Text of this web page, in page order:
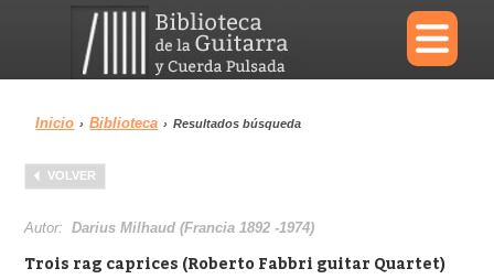
×
Menu
Biblioteca Diccionario
Inicio › Biblioteca › Resultados búsqueda
VOLVER
Autor:Darius Milhaud (Francia 1892 -1974)
Trois rag caprices (Roberto Fabbri guitar Quartet)